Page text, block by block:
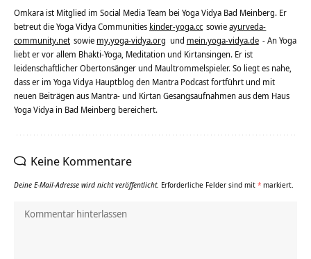
Omkara ist Mitglied im Social Media Team bei Yoga Vidya Bad Meinberg. Er
betreut die Yoga Vidya Communities kinder-yoga.cc sowieayurveda-
community.net sowie my.yoga-vidya.org und mein.yoga-vidya.de - An Yoga
liebt er vor allem Bhakti-Yoga, Meditation und Kirtansingen. Er ist
leidenschaftlicher Obertonsänger und Maultrommelspieler. So liegt es nahe,
dass er im Yoga Vidya Hauptblog den Mantra Podcast fortführt und mit
neuen Beiträgen aus Mantra- und Kirtan Gesangsaufnahmen aus dem Haus
Yoga Vidya in Bad Meinberg bereichert.
Keine Kommentare
Deine E-Mail-Adresse wird nicht veröffentlicht. Erforderliche Felder sind mit * markiert.